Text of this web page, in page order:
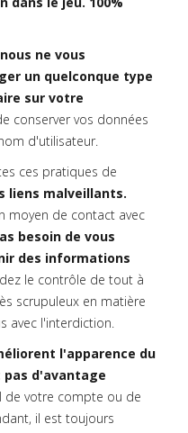
nous ne vous
un quelconque type
sur votre
conserver vos données
d'utilisateur.
ces pratiques de
liens malveillants.
moyen de contact avec
besoin de vous
des informations
le contrôle de tout à
scrupuleux en matière
avec l'interdiction.
l'apparence du
d'avantage
de votre compte ou de
il est toujours